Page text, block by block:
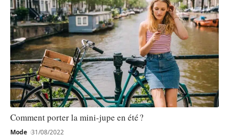
Comment porter la mini-jupe en été ?
Mode 31/08/2022